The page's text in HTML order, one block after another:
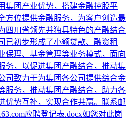
集团产业优势，搭建金融控股平
方位提供金融服务，为客户创造最
四川省领先并独具特色的产融结合
已初步形成了小额贷款、融资租
保理、基金管理等业务模式，面向
务，以促进集团产融结合，推动集
司致力于为集团各公司提供综合金
服务，推动集团产融结合，助力各
优势互补，实现合作共赢。联系邮
应聘登记表.docx如您对此岗